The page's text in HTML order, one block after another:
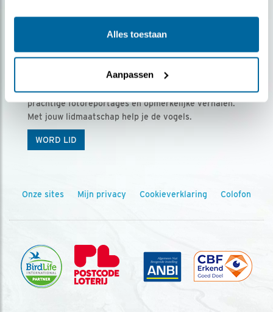
Alles toestaan
Aanpassen
Ontvang 5 x Vogels voor € 36,00 per jaar
Vogels is het tijdschrift voor onze leden, met
prachtige fotoreportages en opmerkelijke verhalen.
Met jouw lidmaatschap help je de vogels.
WORD LID
Onze sites Mijn privacy Cookieverklaring Colofon